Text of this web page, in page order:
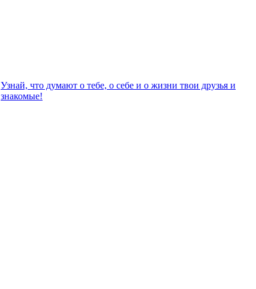
Узнай, что думают о тебе, о себе и о жизни твои друзья и
знакомые!